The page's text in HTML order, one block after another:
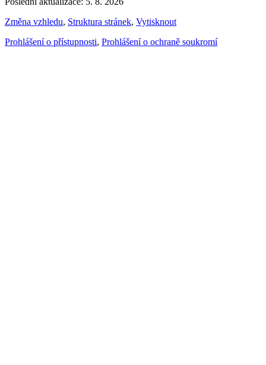
Změna vzhledu, Struktura stránek, Vytisknout
Prohlášení o přístupnosti, Prohlášení o ochraně soukromí